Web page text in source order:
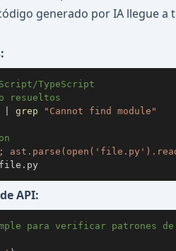
generado por IA llegue
TypeScript
resueltos
grep "Cannot find module"
file.py
API:
para verificar patrones de